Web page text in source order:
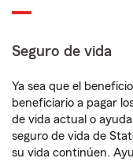
Seguro de vida
Ya sea que el
beneficiario a pagar
de vida actual o
seguro de vida de
su vida continúen.